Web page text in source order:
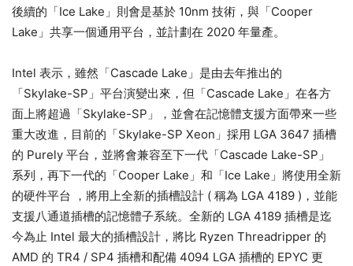
後續的「Ice Lake」則會是基於 10nm 技術，與「Cooper
Lake」共享一個通用平台，並計劃在 2020 年量產。
Intel 表示，雖然「Cascade Lake」是由去年推出的
「Skylake-SP」平台演變出來，但「Cascade Lake」在各方
面上將超過「Skylake-SP」，並會在記憶體支援方面帶來一些
重大改進，目前的「Skylake-SP Xeon」採用 LGA 3647 插槽
的 Purely 平台，並將會兼容至下一代「Cascade Lake-SP」
系列，再下一代的「Cooper Lake」和「Ice Lake」將使用全新
的硬件平台 ，將用上全新的插槽設計 ( 稱為 LGA 4189 )，並能
支援八通道插槽的記憶體子系統。全新的 LGA 4189 插槽是迄
今為止 Intel 最大的插槽設計，將比 Ryzen Threadripper 的
AMD 的 TR4 / SP4 插槽和配備 4094 LGA 插槽的 EPYC 更